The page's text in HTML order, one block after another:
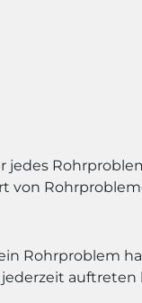
von
Rohrproblem